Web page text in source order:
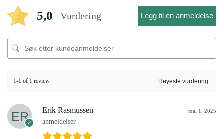
5,0 Vurdering Legg til en anmeldelse
1-1 of 1 review
Erik Rasmussen
anmeldelser
mai 1, 2025